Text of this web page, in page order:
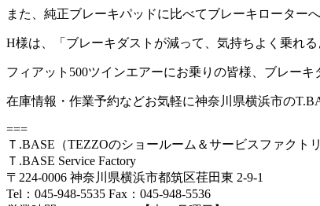
また、純正ブレーキパッドに比べてブレーキローター
H様は、「ブレーキダストが減って、気持ちよく乗れ
フィアット500ツインエアーにお乗りの皆様、ブレー
在庫情報・作業予約などお気軽に神奈川県横浜市の
===
Ｔ.BASE（TEZZOのショールーム＆サービスファクトリ
Ｔ.BASE Service Factory
〒224-0006 神奈川県横浜市都筑区荏田東 2-9-1
Tel：045-948-5535 Fax：045-948-5536